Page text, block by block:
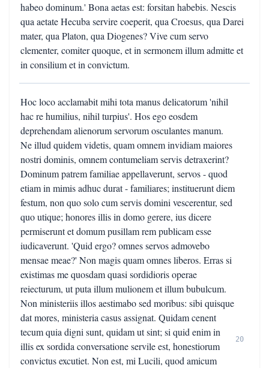
habeo dominum.' Bona aetas est: forsitan habebis. Nescis
qua aetate Hecuba servire coeperit, qua Croesus, qua Darei
mater, qua Platon, qua Diogenes? Vive cum servo
clementer, comiter quoque, et in sermonem illum admitte et
in consilium et in convictum.
Hoc loco acclamabit mihi tota manus delicatorum 'nihil
hac re humilius, nihil turpius'. Hos ego eosdem
deprehendam alienorum servorum osculantes manum.
Ne illud quidem videtis, quam omnem invidiam maiores
nostri dominis, omnem contumeliam servis detraxerint?
Dominum patrem familiae appellaverunt, servos - quod
etiam in mimis adhuc durat - familiares; instituerunt diem
festum, non quo solo cum servis domini vescerentur, sed
quo utique; honores illis in domo gerere, ius dicere
permiserunt et domum pusillam rem publicam esse
iudicaverunt. 'Quid ergo? omnes servos admovebo
mensae meae?' Non magis quam omnes liberos. Erras si
existimas me quosdam quasi sordidioris operae
reiecturum, ut puta illum mulionem et illum bubulcum.
Non ministeriis illos aestimabo sed moribus: sibi quisque
dat mores, ministeria casus assignat. Quidam cenent
tecum quia digni sunt, quidam ut sint; si quid enim in
illis ex sordida conversatione servile est, honestiorum
convictus excutiet. Non est, mi Lucili, quod amicum
20